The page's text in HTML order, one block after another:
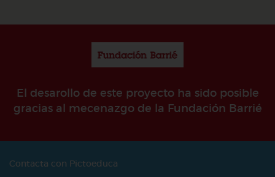
El desarollo de este proyecto ha sido posible
gracias al mecenazgo de la Fundación Barrié
Contacta con Pictoeduca